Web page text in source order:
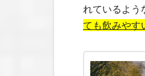
れているよう
ても飲みやす